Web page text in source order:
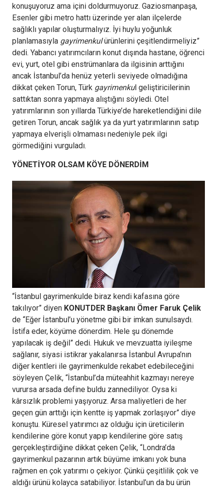
konuşuyoruz ama içini doldurmuyoruz. Gaziosmanpaşa,
Esenler gibi metro hattı üzerinde yer alan ilçelerde
sağlıklı yapılar oluşturmalıyız. İyi huylu yoğunluk
planlamasıyla gayrimenkulürünlerini çeşitlendirmeliyiz”
dedi. Yabancı yatırımcıların konut dışında hastane, öğrenci
evi, yurt, otel gibi enstrümanlara da ilgisinin arttığını
ancak İstanbul’da henüz yeterli seviyede olmadığına
dikkat çeken Torun, Türk gayrimenkul geliştiricilerinin
sattıktan sonra yapmaya alıştığını söyledi. Otel
yatırımlarının son yıllarda Türkiye’de hareketlendiğini dile
getiren Torun, ancak sağlık ya da yurt yatırımlarının satıp
yapmaya elverişli olmaması nedeniyle pek ilgi
görmediğini vurguladı.
YÖNETİYOR OLSAM KÖYE DÖNERDİM
“İstanbul gayrimenkulde biraz kendi kafasına göre
takılıyor” diyen KONUTDER Başkanı Ömer Faruk Çelik
de “Eğer İstanbul’u yönetme gibi bir imkan sunulsaydı.
İstifa eder, köyüme dönerdim. Hele şu dönemde
yapılacak iş değil” dedi. Hukuk ve mevzuatta iyileşme
sağlanır, siyasi istikrar yakalanırsa İstanbul Avrupa’nın
diğer kentleri ile gayrimenkulde rekabet edebileceğini
söyleyen Çelik, “İstanbul’da müteahhit kazmayı nereye
vurursa arsada define buldu zannediliyor. Oysa ki
kârsızlık problemi yaşıyoruz. Arsa maliyetleri de her
geçen gün arttığı için kentte iş yapmak zorlaşıyor” diye
konuştu. Küresel yatırımcı az olduğu için üreticilerin
kendilerine göre konut yapıp kendilerine göre satış
gerçekleştirdiğine dikkat çeken Çelik, “Londra’da
gayrimenkul pazarının artık büyüme imkanı yok buna
rağmen en çok yatırımı o çekiyor. Çünkü çeşitlilik çok ve
aldığı ürünü kolayca satabiliyor. İstanbul’un da bu ürün